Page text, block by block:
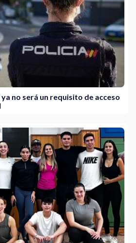
no será un requisito de acceso